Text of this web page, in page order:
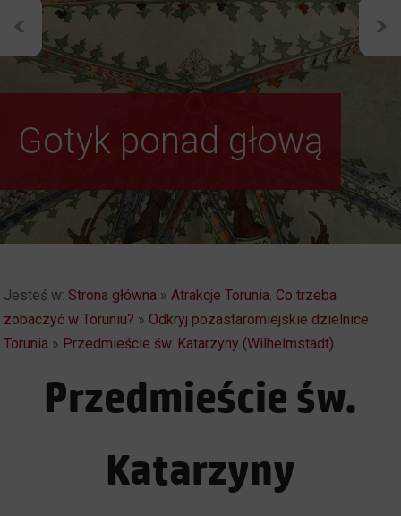
Autentyczny i
Spektakularny. Toruń
Gotyk ponad głową
Jesteś w: Strona główna »Atrakcje Torunia. Co trzeba
zobaczyć w Toruniu? » Odkryj pozastaromiejskie dzielnice
Torunia » Przedmieście św. Katarzyny (Wilhelmstadt)
Przedmieście św.
Katarzyny